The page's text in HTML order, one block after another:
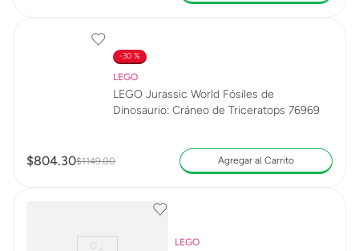
30 %
LEGO
LEGO Jurassic World Fósiles de
Dinosaurio: Cráneo de Triceratops 76969
$804.30$1149.00 Agregar al Carrito
LEGO